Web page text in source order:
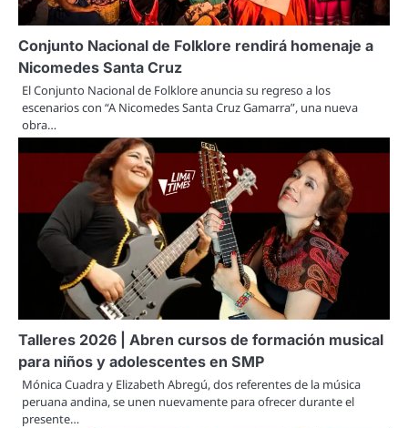
Conjunto Nacional de Folklore rendirá homenaje a
Nicomedes Santa Cruz
El Conjunto Nacional de Folklore anuncia su regreso a los
escenarios con “A Nicomedes Santa Cruz Gamarra”, una nueva
obra…
Talleres 2026 | Abren cursos de formación musical
para niños y adolescentes en SMP
Mónica Cuadra y Elizabeth Abregú, dos referentes de la música
peruana andina, se unen nuevamente para ofrecer durante el
presente…